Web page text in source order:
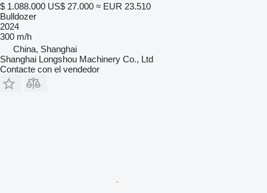
$ 1.088.000 US$ 27.000 ≈ EUR 23.510
Bulldozer
2024
300 m/h
China, Shanghai
Shanghai Longshou Machinery Co., Ltd
Contacte con el vendedor